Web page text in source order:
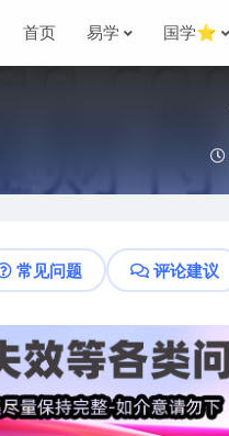
首页 易学 国学⭐
常见问题 评论建议